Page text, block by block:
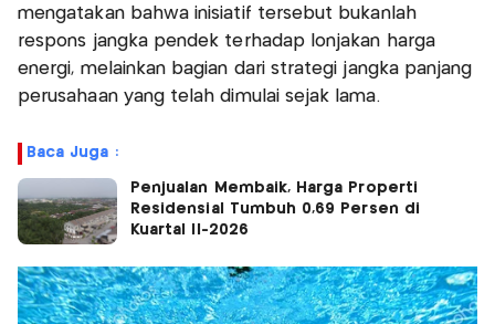
mengatakan bahwa inisiatif tersebut bukanlah
respons jangka pendek terhadap lonjakan harga
energi, melainkan bagian dari strategi jangka panjang
perusahaan yang telah dimulai sejak lama.
Baca Juga :
Penjualan Membaik, Harga Properti
Residensial Tumbuh 0,69 Persen di
Kuartal II-2026